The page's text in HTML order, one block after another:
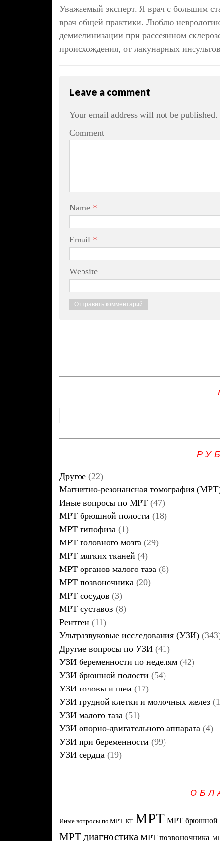
Уважаемый эксперт. Я врач с большим
врач общей практики. Люблю
демиелинизации при рассеянном
происхождения, от лакунарных
Leave a comment
Your email address will not be published.
Comment
Name *
Email *
Website
Другое (22)
Магнитно-резонансная томография
Иные вопросы по МРТ (47)
МРТ брюшной полости (18)
МРТ гипофиза (1)
МРТ головного мозга (29)
МРТ мягких тканей (4)
МРТ органов малого таза (8)
МРТ позвоночника (20)
МРТ сосудов (3)
МРТ суставов (8)
Рентген (11)
Ультразвуковые исследования (УЗИ)
Другие вопросы по УЗИ (41)
УЗИ беременности по неделям (42)
УЗИ брюшной полости (54)
УЗИ головы и шеи (17)
УЗИ грудной клетки и молочных желез
УЗИ малого таза (51)
УЗИ опорно-двигательного аппарата (4)
УЗИ при беременности (99)
УЗИ сердца (19)
Иные вопросы по МРТ КТ МРТ МРТ брюшной
МРТ диагностика МРТ позвоночника